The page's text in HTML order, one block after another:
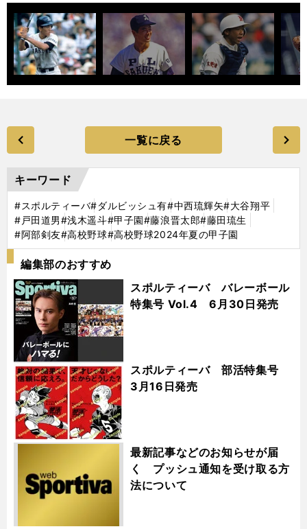
一覧に戻る
キーワード
#スポルティーバ#ダルビッシュ有#中西琉輝矢#大谷翔平
#戸田道男#浅木遥斗#甲子園#藤浪晋太郎#藤田琉生
#阿部剣友#高校野球#高校野球2024年夏の甲子園
編集部のおすすめ
スポルティーバ バレーボール
特集号 Vol.4 6月30日発売
スポルティーバ 部活特集号
3月16日発売
最新記事などのお知らせが届
く プッシュ通知を受け取る方
法について